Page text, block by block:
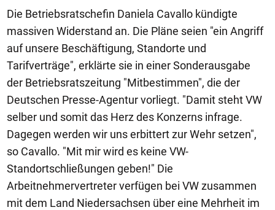
Die Betriebsratschefin Daniela Cavallo kündigte
massiven Widerstand an. Die Pläne seien "ein Angriff
auf unsere Beschäftigung, Standorte und
Tarifverträge", erklärte sie in einer Sonderausgabe
der Betriebsratszeitung "Mitbestimmen", die der
Deutschen Presse-Agentur vorliegt. "Damit steht VW
selber und somit das Herz des Konzerns infrage.
Dagegen werden wir uns erbittert zur Wehr setzen",
so Cavallo. "Mit mir wird es keine VW-
Standortschließungen geben!" Die
Arbeitnehmervertreter verfügen bei VW zusammen
mit dem Land Niedersachsen über eine Mehrheit im